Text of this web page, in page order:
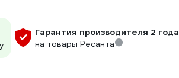
Гарантия производителя 2 года
на товары Ресанта